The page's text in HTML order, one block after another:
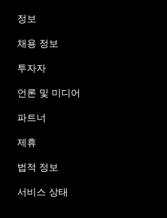
정보
채용 정보
투자자
언론 및 미디어
파트너
제휴
법적 정보
서비스 상태